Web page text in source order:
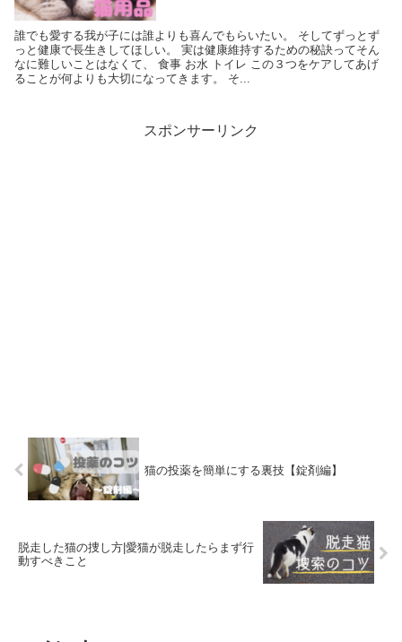
誰でも愛する我が子には誰よりも喜んでもらいたい。 そしてずっとず
っと健康で長生きしてほしい。 実は健康維持するための秘訣ってそん
なに難しいことはなくて、 食事 お水 トイレ この３つをケアしてあげ
ることが何よりも大切になってきます。 そ...
スポンサーリンク
猫の投薬を簡単にする裏技【錠剤編】
脱走した猫の捜し方|愛猫が脱走したらまず行
動すべきこと